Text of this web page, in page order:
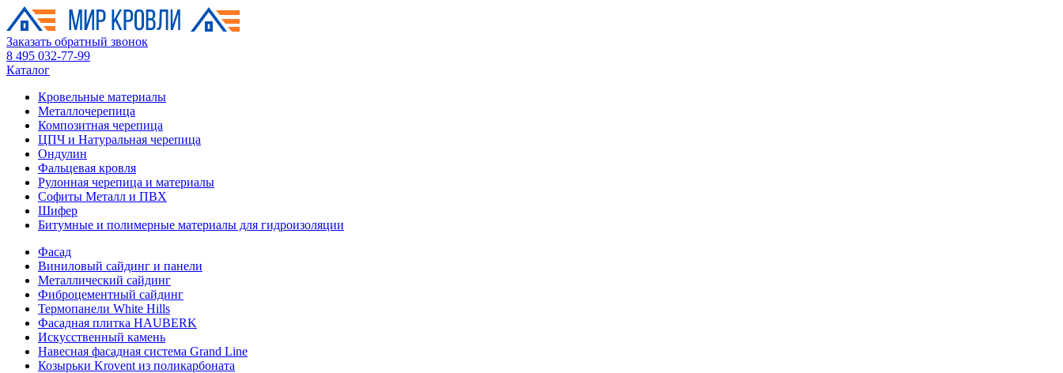
Заказать обратный звонок
8 495 032-77-99
Каталог
Кровельные материалы
Металлочерепица
Композитная черепица
ЦПЧ и Натуральная черепица
Ондулин
Фальцевая кровля
Рулонная черепица и материалы
Софиты Металл и ПВХ
Шифер
Битумные и полимерные материалы для гидроизоляции
Фасад
Виниловый сайдинг и панели
Металлический сайдинг
Фиброцементный сайдинг
Термопанели White Hills
Фасадная плитка HAUBERK
Искусственный камень
Навесная фасадная система Grand Line
Козырьки Krovent из поликарбоната